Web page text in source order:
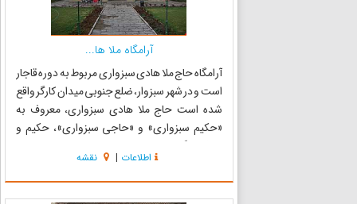
آرامگاه ملا ها...
آرامگاه حاج ملا هادی سبزواری مربوط به دوره قاجار
است و در شهر سبزوار، ضلع جنوبی میدان کارگر واقع
شده است حاج ملا هادی سبزواری، معروف به
«حکیم سبزواری» و «حاجی سبزواری»، حکیم و
یافته است پدرش...
اطلاعات | نقشه